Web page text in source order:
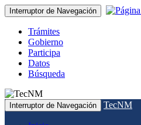
Interruptor de Navegación
Trámites
Gobierno
Participa
Datos
Búsqueda
Interruptor de Navegación TecNM